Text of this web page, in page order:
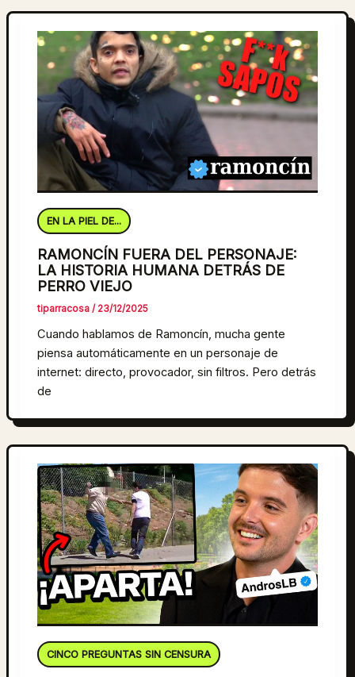
EN LA PIEL DE...
RAMONCÍN FUERA DEL PERSONAJE:
LA HISTORIA HUMANA DETRÁS DE
PERRO VIEJO
tiparracosa/ 23/12/2025
Cuando hablamos de Ramoncín, mucha gente
piensa automáticamente en un personaje de
internet: directo, provocador, sin filtros. Pero detrás
de
CINCO PREGUNTAS SIN CENSURA